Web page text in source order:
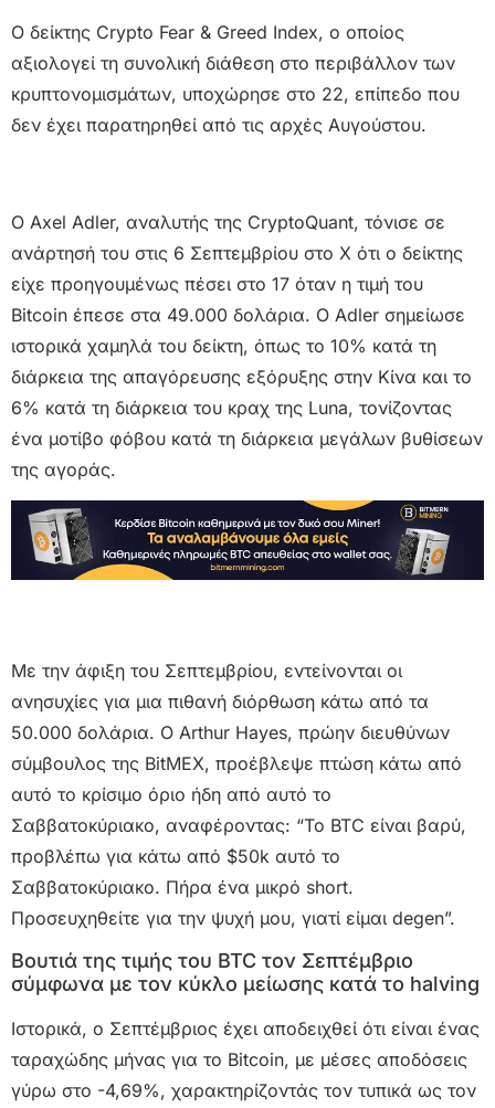
Ο δείκτης Crypto Fear & Greed Index, ο οποίος
αξιολογεί τη συνολική διάθεση στο περιβάλλον των
κρυπτονομισμάτων, υποχώρησε στο 22, επίπεδο που
δεν έχει παρατηρηθεί από τις αρχές Αυγούστου.
Ο Axel Adler, αναλυτής της CryptoQuant, τόνισε σε
ανάρτησή του στις 6 Σεπτεμβρίου στο X ότι ο δείκτης
είχε προηγουμένως πέσει στο 17 όταν η τιμή του
Bitcoin έπεσε στα 49.000 δολάρια. Ο Adler σημείωσε
ιστορικά χαμηλά του δείκτη, όπως το 10% κατά τη
διάρκεια της απαγόρευσης εξόρυξης στην Κίνα και το
6% κατά τη διάρκεια του κραχ της Luna, τονίζοντας
ένα μοτίβο φόβου κατά τη διάρκεια μεγάλων βυθίσεων
της αγοράς.
Με την άφιξη του Σεπτεμβρίου, εντείνονται οι
ανησυχίες για μια πιθανή διόρθωση κάτω από τα
50.000 δολάρια. Ο Arthur Hayes, πρώην διευθύνων
σύμβουλος της BitMEX, προέβλεψε πτώση κάτω από
αυτό το κρίσιμο όριο ήδη από αυτό το
Σαββατοκύριακο, αναφέροντας: “Το BTC είναι βαρύ,
προβλέπω για κάτω από $50k αυτό το
Σαββατοκύριακο. Πήρα ένα μικρό short.
Προσευχηθείτε για την ψυχή μου, γιατί είμαι degen”.
Βουτιά της τιμής του BTC τον Σεπτέμβριο
σύμφωνα με τον κύκλο μείωσης κατά το halving
Ιστορικά, ο Σεπτέμβριος έχει αποδειχθεί ότι είναι ένας
ταραχώδης μήνας για το Bitcoin, με μέσες αποδόσεις
γύρω στο -4,69%, χαρακτηρίζοντάς τον τυπικά ως τον